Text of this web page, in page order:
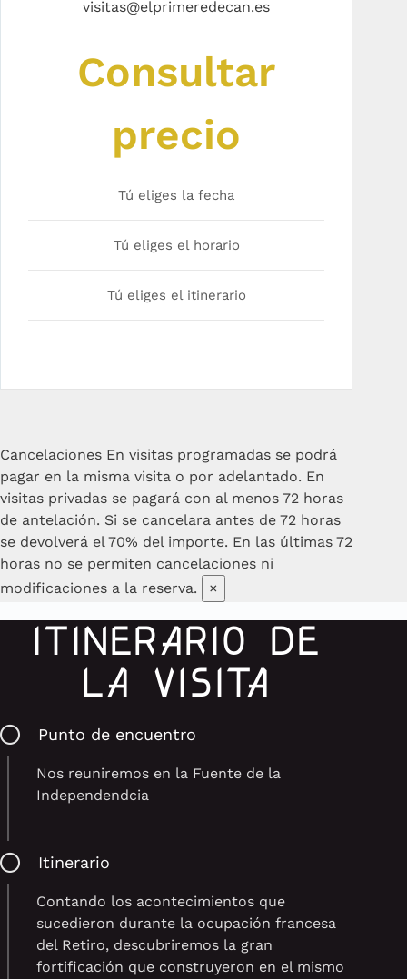
visitas@elprimeredecan.es
Consultar
precio
Tú eliges la fecha
Tú eliges el horario
Tú eliges el itinerario
Cancelaciones En visitas programadas se podrá
pagar en la misma visita o por adelantado. En
visitas privadas se pagará con al menos 72 horas
de antelación. Si se cancelara antes de 72 horas
se devolverá el 70% del importe. En las últimas 72
horas no se permiten cancelaciones ni
modificaciones a la reserva.
×
ITINERARIO DE
LA VISITA
Punto de encuentro
Nos reuniremos en la Fuente de la
Independendcia
Itinerario
Contando los acontecimientos que
sucedieron durante la ocupación francesa
del Retiro, descubriremos la gran
fortificación que construyeron en el mismo